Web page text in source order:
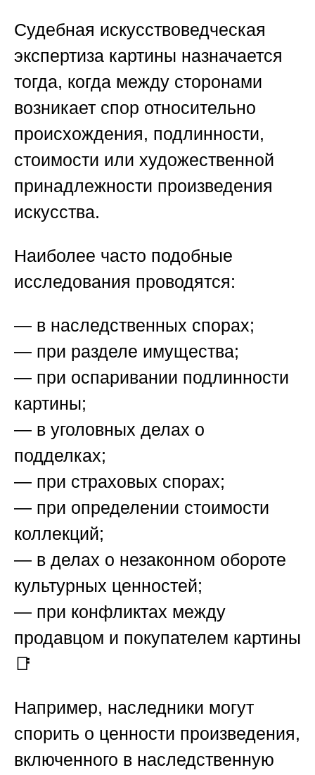
Судебная искусствоведческая
экспертиза картины назначается
тогда, когда между сторонами
возникает спор относительно
происхождения, подлинности,
стоимости или художественной
принадлежности произведения
искусства.
Наиболее часто подобные
исследования проводятся:
— в наследственных спорах;
— при разделе имущества;
— при оспаривании подлинности
картины;
— в уголовных делах о
подделках;
— при страховых спорах;
— при определении стоимости
коллекций;
— в делах о незаконном обороте
культурных ценностей;
— при конфликтах между
продавцом и покупателем картины
📑
Например, наследники могут
спорить о ценности произведения,
включенного в наследственную